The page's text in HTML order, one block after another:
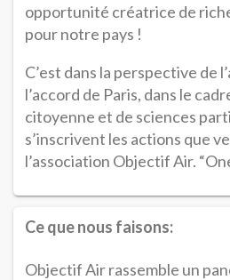
opportunité créatrice de
pour notre pays !
C’est dans la perspective de
l’accord de Paris, dans le
citoyenne et de sciences
s’inscrivent les actions que
l’association Objectif Air.
Ce que nous faisons:
Objectif Air rassemble un